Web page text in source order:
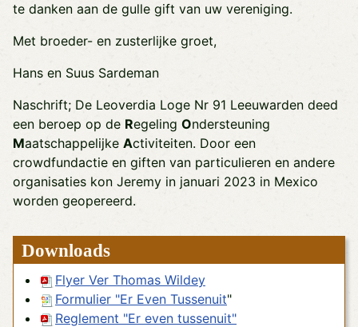
te danken aan de gulle gift van uw vereniging.
Met broeder- en zusterlijke groet,
Hans en Suus Sardeman
Naschrift; De Leoverdia Loge Nr 91 Leeuwarden deed
een beroep op de Regeling Ondersteuning
Maatschappelijke Activiteiten. Door een
crowdfundactie en giften van particulieren en andere
organisaties kon Jeremy in januari 2023 in Mexico
worden geopereerd.
Downloads
Flyer Ver Thomas Wildey
Formulier "Er Even Tussenuit"
Reglement "Er even tussenuit"